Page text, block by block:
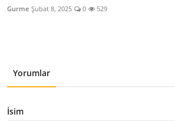
Gurme Şubat 8, 2025 0 529
Yorumlar
İsim